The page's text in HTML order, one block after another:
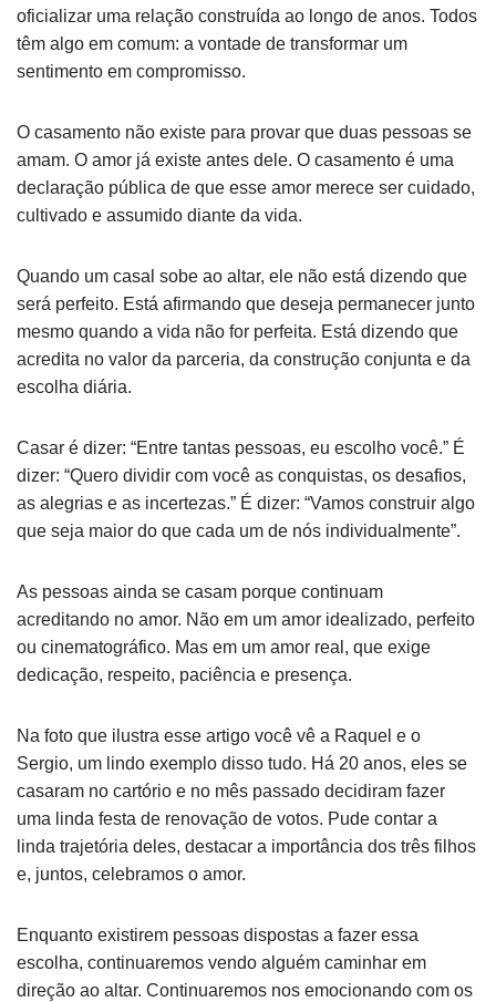
oficializar uma relação construída ao longo de anos. Todos
têm algo em comum: a vontade de transformar um
sentimento em compromisso.
O casamento não existe para provar que duas pessoas se
amam. O amor já existe antes dele. O casamento é uma
declaração pública de que esse amor merece ser cuidado,
cultivado e assumido diante da vida.
Quando um casal sobe ao altar, ele não está dizendo que
será perfeito. Está afirmando que deseja permanecer junto
mesmo quando a vida não for perfeita. Está dizendo que
acredita no valor da parceria, da construção conjunta e da
escolha diária.
Casar é dizer: “Entre tantas pessoas, eu escolho você.” É
dizer: “Quero dividir com você as conquistas, os desafios,
as alegrias e as incertezas.” É dizer: “Vamos construir algo
que seja maior do que cada um de nós individualmente”.
As pessoas ainda se casam porque continuam
acreditando no amor. Não em um amor idealizado, perfeito
ou cinematográfico. Mas em um amor real, que exige
dedicação, respeito, paciência e presença.
Na foto que ilustra esse artigo você vê a Raquel e o
Sergio, um lindo exemplo disso tudo. Há 20 anos, eles se
casaram no cartório e no mês passado decidiram fazer
uma linda festa de renovação de votos. Pude contar a
linda trajetória deles, destacar a importância dos três filhos
e, juntos, celebramos o amor.
Enquanto existirem pessoas dispostas a fazer essa
escolha, continuaremos vendo alguém caminhar em
direção ao altar. Continuaremos nos emocionando com os